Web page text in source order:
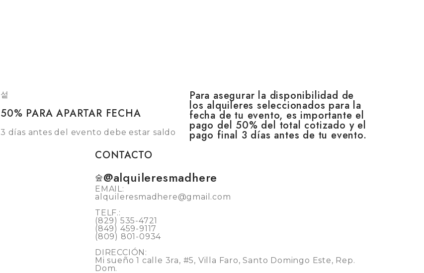
50% PARA APARTAR FECHA
3 días antes del evento debe estar saldo
Para asegurar la disponibilidad de
los alquileres seleccionados para la
fecha de tu evento, es importante el
pago del 50% del total cotizado y el
pago final 3 días antes de tu evento.
CONTACTO
@alquileresmadhere
EMAIL:
alquileresmadhere@gmail.com
TELF.:
(829) 535-4721
(849) 459-9117
(809) 801-0934
DIRECCIÓN:
Mi sueño 1 calle 3ra, #5, Villa Faro, Santo Domingo Este, Rep.
Dom.